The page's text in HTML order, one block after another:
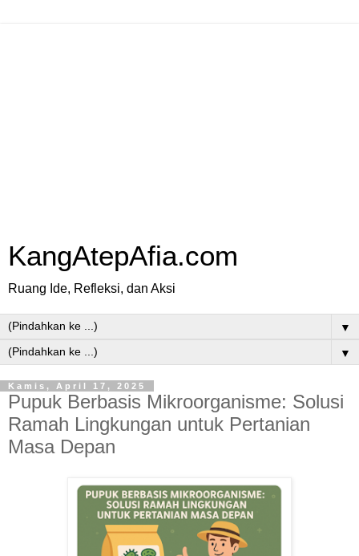
KangAtepAfia.com
Ruang Ide, Refleksi, dan Aksi
▼
▼
Kamis, April 17, 2025
Pupuk Berbasis Mikroorganisme: Solusi
Ramah Lingkungan untuk Pertanian
Masa Depan